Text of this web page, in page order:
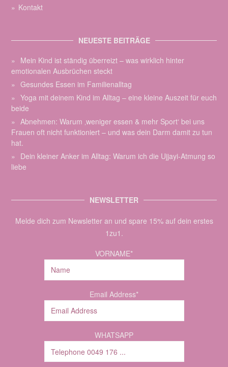
Kontakt
NEUESTE BEITRÄGE
Mein Kind ist ständig überreizt – was wirklich hinter
emotionalen Ausbrüchen steckt
Gesundes Essen im Familienalltag
Yoga mit deinem Kind im Alltag – eine kleine Auszeit für euch
beide
Abnehmen: Warum ‚weniger essen & mehr Sport‘ bei uns
Frauen oft nicht funktioniert – und was dein Darm damit zu tun
hat.
Dein kleiner Anker im Alltag: Warum ich die Ujjayi-Atmung so
liebe
NEWSLETTER
Melde dich zum Newsletter an und spare 15% auf dein erstes
1zu1.
VORNAME*
Email Address*
WHATSAPP